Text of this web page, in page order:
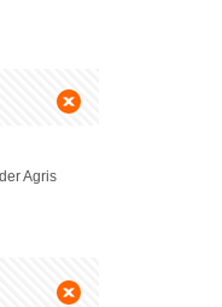
Agris